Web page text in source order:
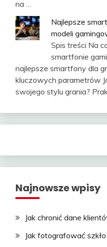
na …
Najlepsze
modeli
Spis treści Na
smartfonie
najlepsze smartfony dla
kluczowych parametrów
swojego stylu grania?
Najnowsze wpisy
Jak chronić dane
Jak fotografować